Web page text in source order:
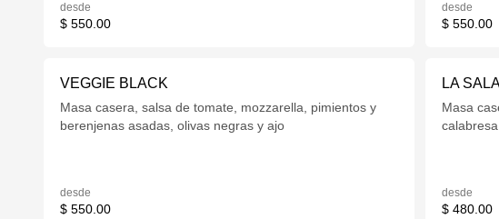
desde
$ 550.00
desde
$ 550.00
VEGGIE BLACK
Masa casera, salsa de tomate, mozzarella, pimientos y
berenjenas asadas, olivas negras y ajo
desde
$ 550.00
LA
Masa
desde
$ 480.00